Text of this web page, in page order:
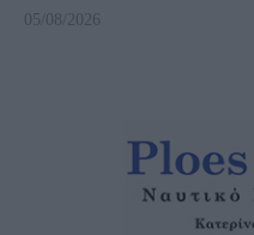
05/08/2026